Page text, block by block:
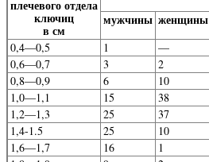
плечевого отдела
ключиц
в см
мужчины женщины
0,4—0,5 1 —
0,6—0,7
3 2
0,8—0,9
6 10
1,0—1,1
15 38
1,2—1,3
25 37
1,4-1.5
25 10
1,6—1,7
16 1